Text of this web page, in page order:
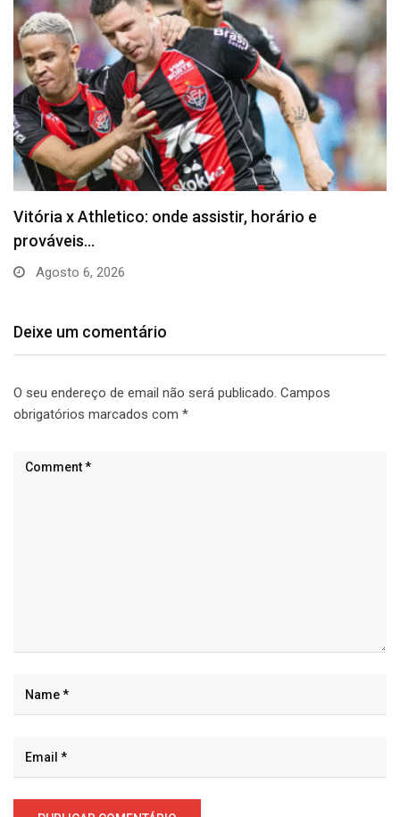
Barça anuncia Kerolin com valor recorde no
futebol…
Agosto 5, 2026
Deixe um comentário
O seu endereço de email não será publicado. Campos
obrigatórios marcados com *